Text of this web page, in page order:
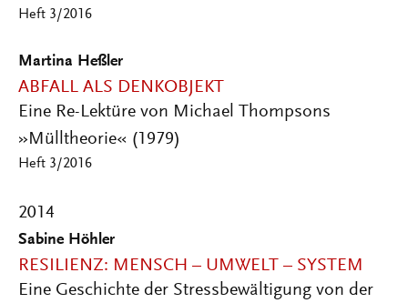
Heft 3/2016
Martina Heßler
ABFALL ALS DENKOBJEKT
Eine Re-Lektüre von Michael Thompsons
»Mülltheorie« (1979)
Heft 3/2016
2014
Sabine Höhler
RESILIENZ: MENSCH – UMWELT – SYSTEM
Eine Geschichte der Stressbewältigung von der